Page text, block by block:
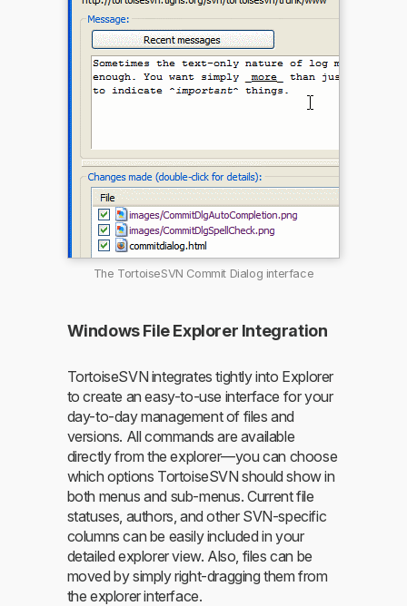
The TortoiseSVN Commit Dialog interface
Windows File Explorer Integration
TortoiseSVN integrates tightly into Explorer
to create an easy-to-use interface for your
day-to-day management of files and
versions. All commands are available
directly from the explorer—you can choose
which options TortoiseSVN should show in
both menus and sub-menus. Current file
statuses, authors, and other SVN-specific
columns can be easily included in your
detailed explorer view. Also, files can be
moved by simply right-dragging them from
the explorer interface.